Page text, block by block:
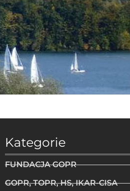
Kategorie
FUNDACJA GOPR
GOPR, TOPR, HS, IKAR-CISA